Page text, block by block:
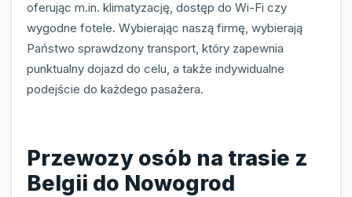
oferując m.in. klimatyzację, dostęp do Wi-Fi czy
wygodne fotele. Wybierając naszą firmę, wybierają
Państwo sprawdzony transport, który zapewnia
punktualny dojazd do celu, a także indywidualne
podejście do każdego pasażera.
Przewozy osób na trasie z
Belgii do Nowogrod